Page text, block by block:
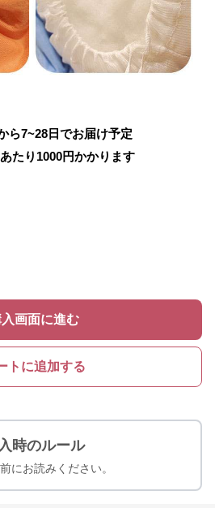
ら7~28日でお届け予定
たり 1000円かかります
入画面に進む
トに追加する
時のルール
にお読みください。